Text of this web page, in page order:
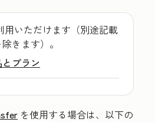
用いただけます（別途記載
きます）。
プラン
を使用する場合は、以下の